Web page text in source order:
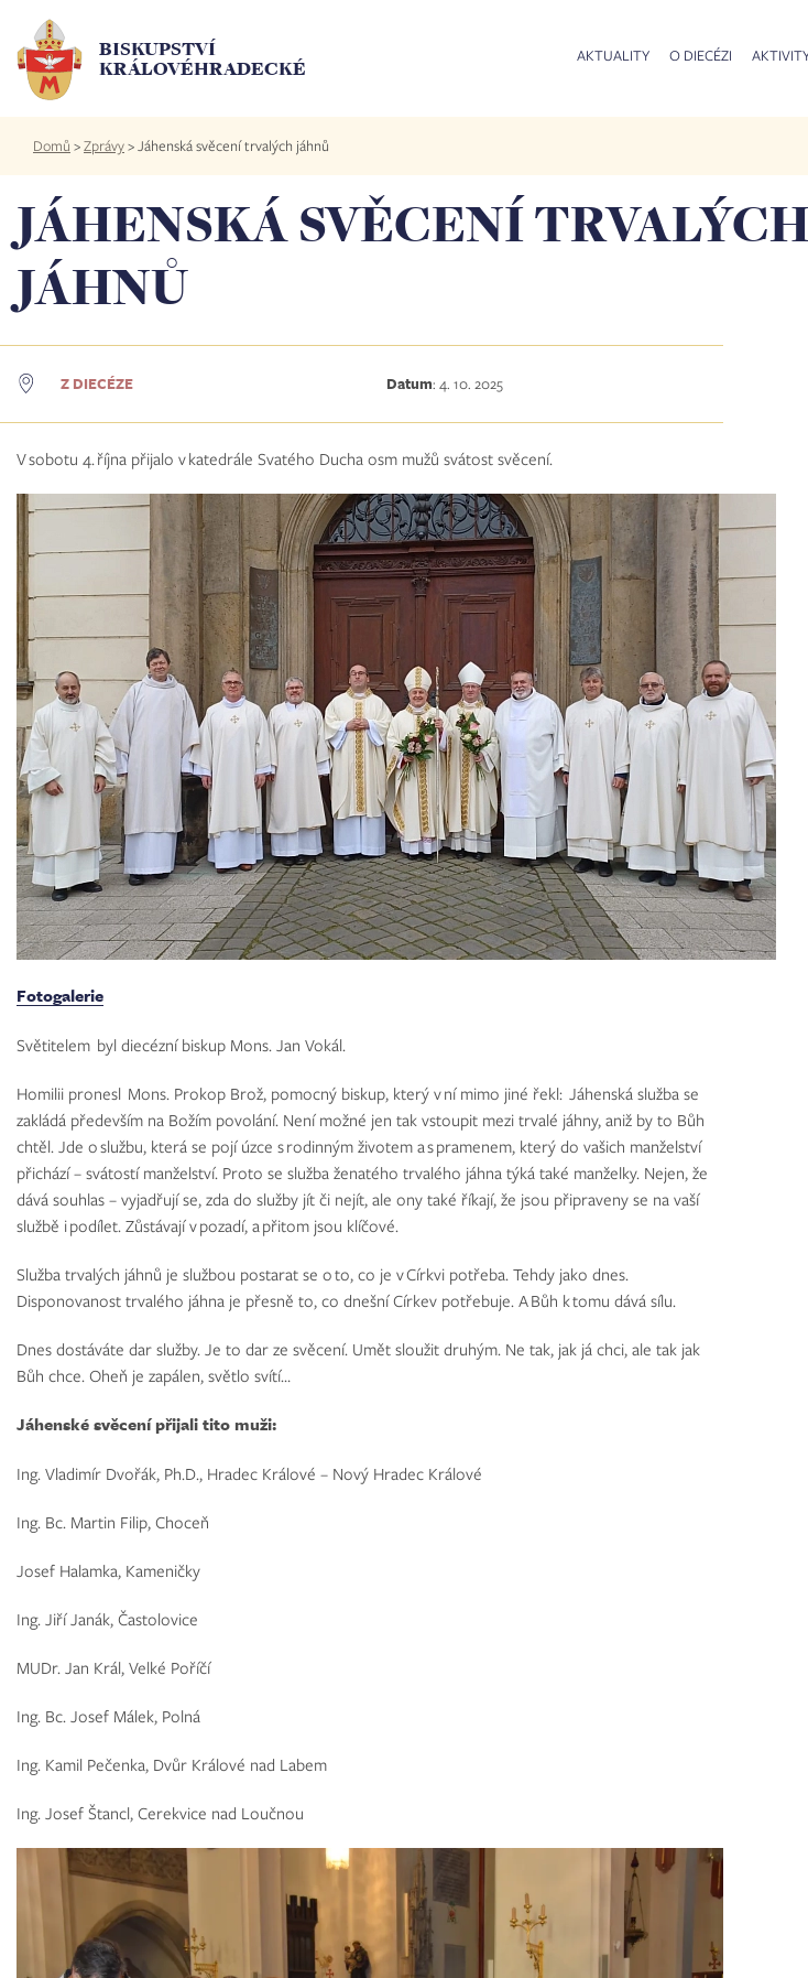
hlavnímu
obsahu
BISKUPSTVÍ
KRÁLOVÉHRADECKÉ
AKTUALITY O DIECÉZI
Drobečková
navigace
Domů >Zprávy>Jáhenská svěcení trvalých jáhnů
JÁHENSKÁ SVĚCENÍ TRVALÝCH
JÁHNŮ
Z DIECÉZE Datum: 4. 10. 2025
V sobotu 4. října přijalo v katedrále Svatého Ducha osm mužů svátost svěcení.
Fotogalerie
Světitelem byl diecézní biskup Mons. Jan Vokál.
Homilii pronesl Mons. Prokop Brož, pomocný biskup, který v ní mimo jiné řekl: Jáhenská služba se
zakládá především na Božím povolání. Není možné jen tak vstoupit mezi trvalé jáhny, aniž by to Bůh
chtěl. Jde o službu, která se pojí úzce s rodinným životem a s pramenem, který do vašich manželství
přichází – svátostí manželství. Proto se služba ženatého trvalého jáhna týká také manželky. Nejen, že
dává souhlas – vyjadřují se, zda do služby jít či nejít, ale ony také říkají, že jsou připraveny se na vaší
službě i podílet. Zůstávají v pozadí, a přitom jsou klíčové.
Služba trvalých jáhnů je službou postarat se o to, co je v Církvi potřeba. Tehdy jako dnes.
Disponovanost trvalého jáhna je přesně to, co dnešní Církev potřebuje. A Bůh k tomu dává sílu.
Dnes dostáváte dar služby. Je to dar ze svěcení. Umět sloužit druhým. Ne tak, jak já chci, ale tak jak
Bůh chce. Oheň je zapálen, světlo svítí…
Jáhenské svěcení přijali tito muži:
Ing. Vladimír Dvořák, Ph.D., Hradec Králové – Nový Hradec Králové
Ing. Bc. Martin Filip, Choceň
Josef Halamka, Kameničky
Ing. Jiří Janák, Častolovice
MUDr. Jan Král, Velké Poříčí
Ing. Bc. Josef Málek, Polná
Ing. Kamil Pečenka, Dvůr Králové nad Labem
Ing. Josef Štancl, Cerekvice nad Loučnou